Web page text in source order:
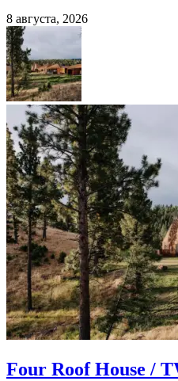
8 августа, 2026
Four Roof House /